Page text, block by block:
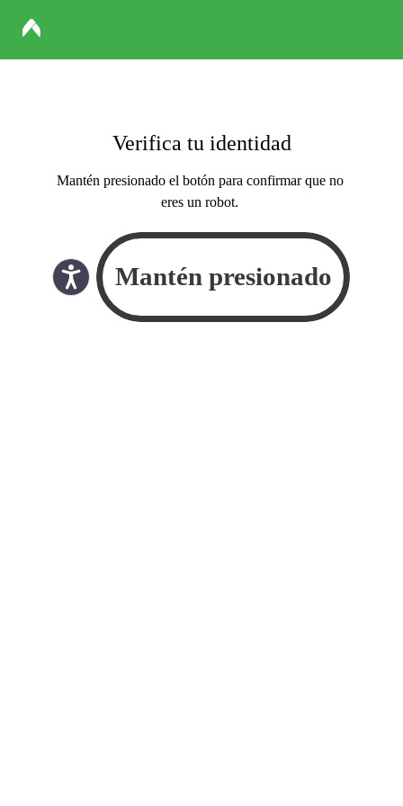
Verifica tu identidad
Mantén presionado el botón para confirmar que no
eres un robot.